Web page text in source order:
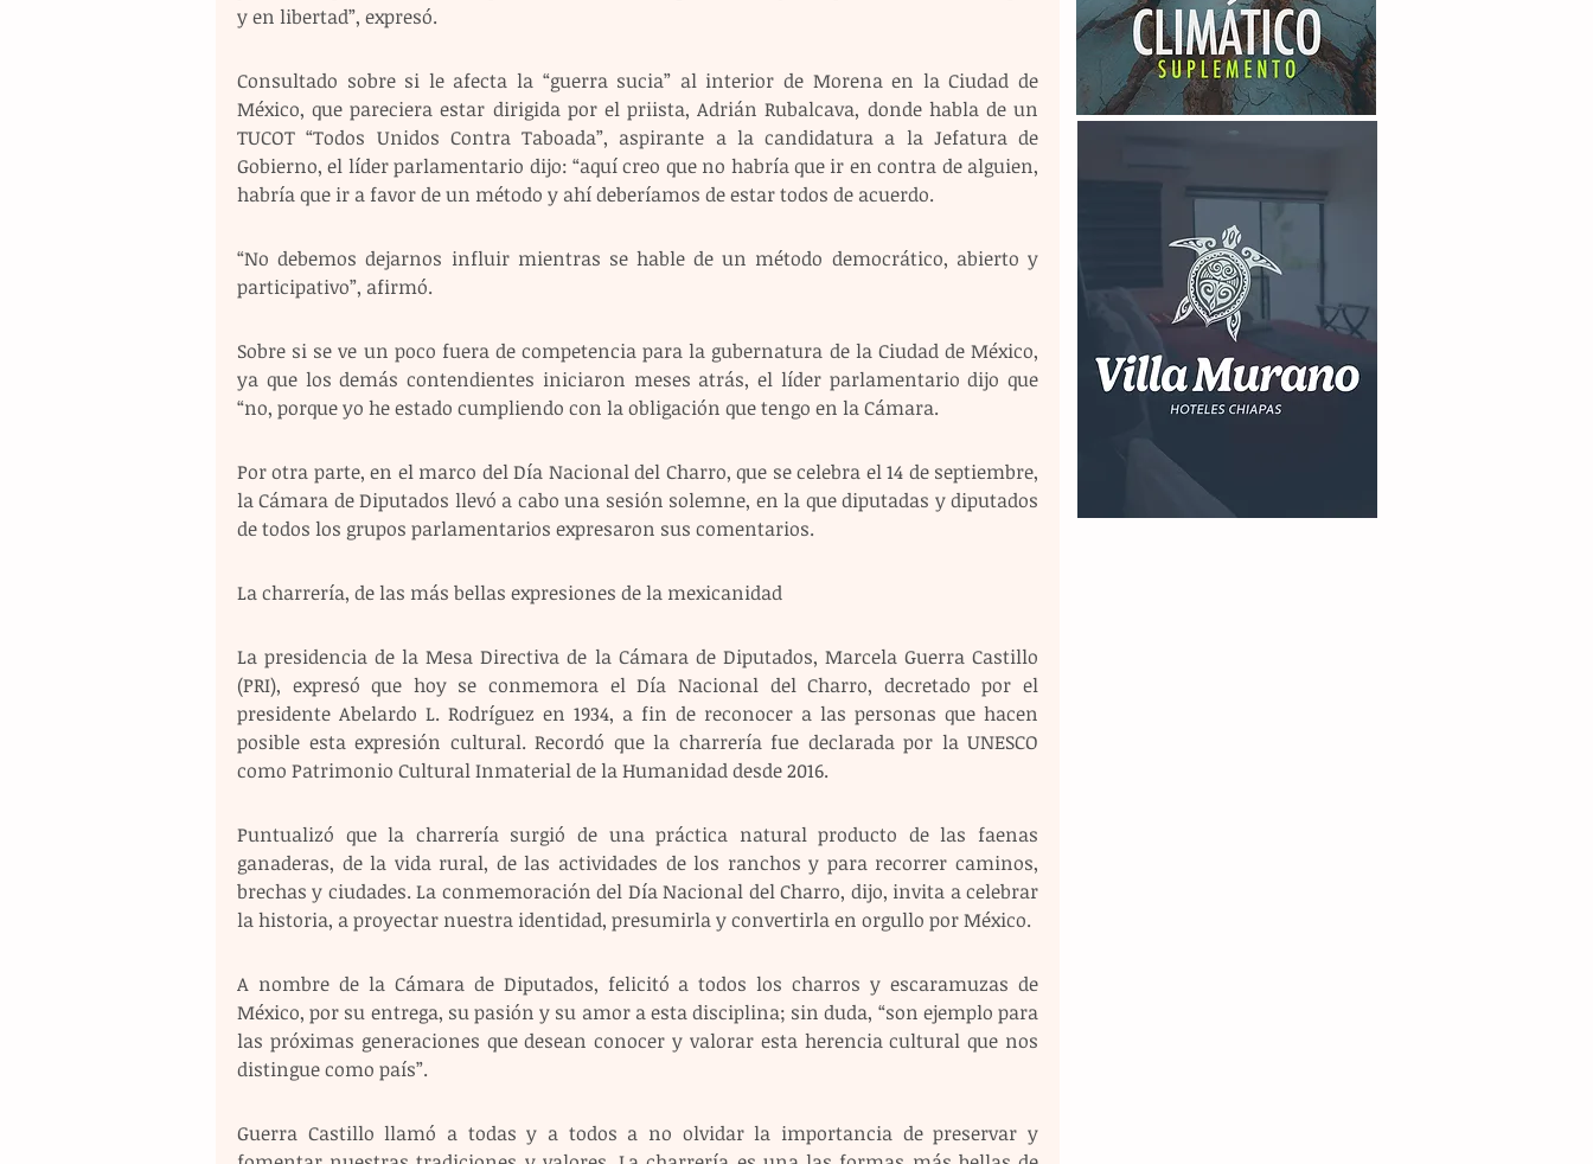
y en libertad”, expresó.
Consultado sobre si le afecta la “guerra sucia” al interior de Morena en la Ciudad de
México, que pareciera estar dirigida por el priista, Adrián Rubalcava, donde habla de un
TUCOT “Todos Unidos Contra Taboada”, aspirante a la candidatura a la Jefatura de
Gobierno, el líder parlamentario dijo: “aquí creo que no habría que ir en contra de alguien,
habría que ir a favor de un método y ahí deberíamos de estar todos de acuerdo.
“No debemos dejarnos influir mientras se hable de un método democrático, abierto y
participativo”, afirmó.
Sobre si se ve un poco fuera de competencia para la gubernatura de la Ciudad de México,
ya que los demás contendientes iniciaron meses atrás, el líder parlamentario dijo que
“no, porque yo he estado cumpliendo con la obligación que tengo en la Cámara.
Por otra parte, en el marco del Día Nacional del Charro, que se celebra el 14 de septiembre,
la Cámara de Diputados llevó a cabo una sesión solemne, en la que diputadas y diputados
de todos los grupos parlamentarios expresaron sus comentarios.
La charrería, de las más bellas expresiones de la mexicanidad
La presidencia de la Mesa Directiva de la Cámara de Diputados, Marcela Guerra Castillo
(PRI), expresó que hoy se conmemora el Día Nacional del Charro, decretado por el
presidente Abelardo L. Rodríguez en 1934, a fin de reconocer a las personas que hacen
posible esta expresión cultural. Recordó que la charrería fue declarada por la UNESCO
como Patrimonio Cultural Inmaterial de la Humanidad desde 2016.
Puntualizó que la charrería surgió de una práctica natural producto de las faenas
ganaderas, de la vida rural, de las actividades de los ranchos y para recorrer caminos,
brechas y ciudades. La conmemoración del Día Nacional del Charro, dijo, invita a celebrar
la historia, a proyectar nuestra identidad, presumirla y convertirla en orgullo por México.
A nombre de la Cámara de Diputados, felicitó a todos los charros y escaramuzas de
México, por su entrega, su pasión y su amor a esta disciplina; sin duda, “son ejemplo para
las próximas generaciones que desean conocer y valorar esta herencia cultural que nos
distingue como país”.
Guerra Castillo llamó a todas y a todos a no olvidar la importancia de preservar y